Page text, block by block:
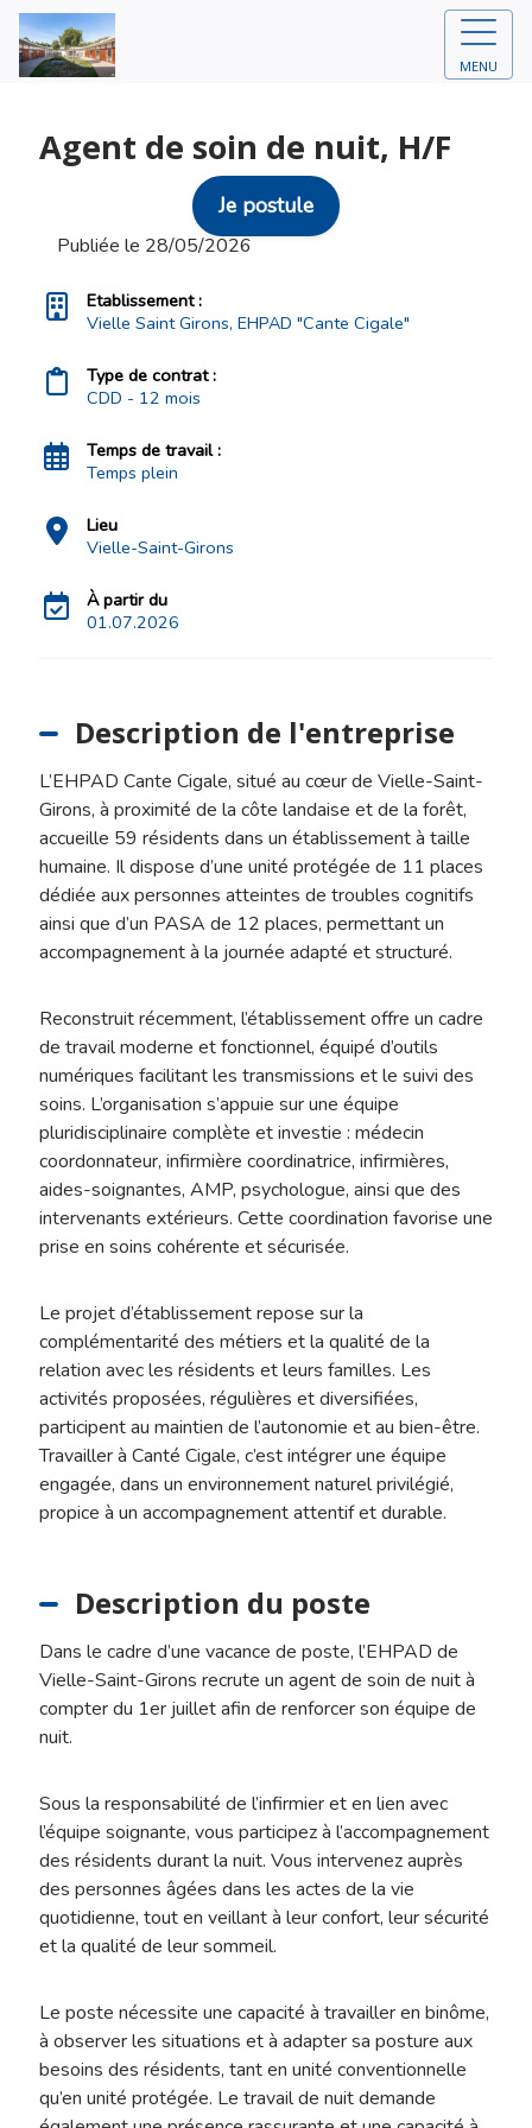
MENU
Agent de soin de nuit, H/F
Je postule
Publiée le 28/05/2026
Etablissement :
Vielle Saint Girons, EHPAD "Cante Cigale"
Type de contrat :
CDD - 12 mois
Temps de travail :
Temps plein
Lieu
Vielle-Saint-Girons
À partir du
01.07.2026
Description de l'entreprise
L’EHPAD Cante Cigale, situé au cœur de Vielle-Saint-
Girons, à proximité de la côte landaise et de la forêt,
accueille 59 résidents dans un établissement à taille
humaine. Il dispose d’une unité protégée de 11 places
dédiée aux personnes atteintes de troubles cognitifs
ainsi que d’un PASA de 12 places, permettant un
accompagnement à la journée adapté et structuré.
Reconstruit récemment, l’établissement offre un cadre
de travail moderne et fonctionnel, équipé d’outils
numériques facilitant les transmissions et le suivi des
soins. L’organisation s’appuie sur une équipe
pluridisciplinaire complète et investie : médecin
coordonnateur, infirmière coordinatrice, infirmières,
aides-soignantes, AMP, psychologue, ainsi que des
intervenants extérieurs. Cette coordination favorise une
prise en soins cohérente et sécurisée.
Le projet d’établissement repose sur la
complémentarité des métiers et la qualité de la
relation avec les résidents et leurs familles. Les
activités proposées, régulières et diversifiées,
participent au maintien de l’autonomie et au bien-être.
Travailler à Canté Cigale, c’est intégrer une équipe
engagée, dans un environnement naturel privilégié,
propice à un accompagnement attentif et durable.
Description du poste
Dans le cadre d’une vacance de poste, l’EHPAD de
Vielle-Saint-Girons recrute un agent de soin de nuit à
compter du 1er juillet afin de renforcer son équipe de
nuit.
Sous la responsabilité de l’infirmier et en lien avec
l’équipe soignante, vous participez à l’accompagnement
des résidents durant la nuit. Vous intervenez auprès
des personnes âgées dans les actes de la vie
quotidienne, tout en veillant à leur confort, leur sécurité
et la qualité de leur sommeil.
Le poste nécessite une capacité à travailler en binôme,
à observer les situations et à adapter sa posture aux
besoins des résidents, tant en unité conventionnelle
qu’en unité protégée. Le travail de nuit demande